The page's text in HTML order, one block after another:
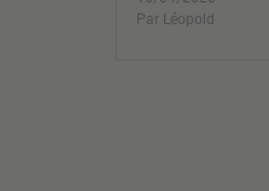
Par Léopold